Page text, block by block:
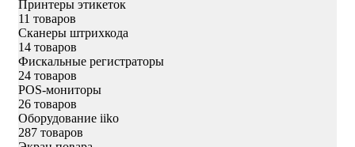
Принтеры этикеток
11 товаров
Сканеры штрихкода
14 товаров
Фискальные регистраторы
24 товаров
POS-мониторы
26 товаров
Оборудование iiko
287 товаров